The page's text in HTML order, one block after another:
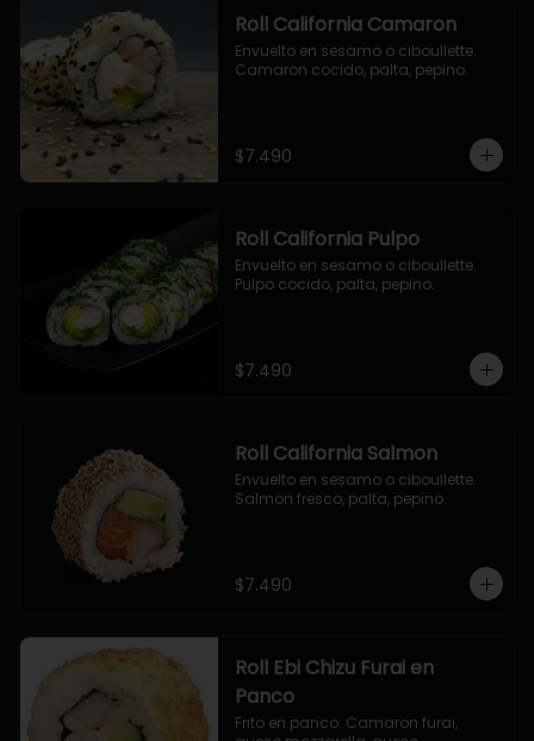
Roll California Camaron
Envuelto en sesamo o ciboullette.
Camaron cocido, palta, pepino.
$7.490
Roll California Pulpo
Envuelto en sesamo o ciboullette.
Pulpo cocido, palta, pepino.
$7.490
Roll California Salmon
Envuelto en sesamo o ciboullette.
Salmon fresco, palta, pepino.
$7.490
Roll Ebi Chizu Furai en
Panco
Frito en panco. Camaron furai,